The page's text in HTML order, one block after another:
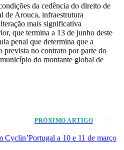
da cedência do direito de
de Arouca, infraestrutura
mais significativa
que termina a 13 de junho deste
penal que determina que a
prevista no contrato por parte do
do montante global de
PRÓXIMO ARTIGO